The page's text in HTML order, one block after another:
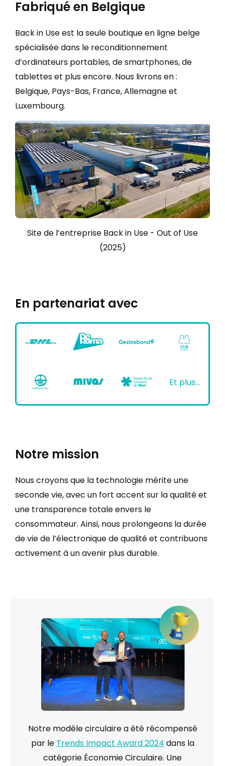
Fabriqué en Belgique
Back in Use est la seule boutique en ligne belge
spécialisée dans le reconditionnement
d’ordinateurs portables, de smartphones, de
tablettes et plus encore. Nous livrons en :
Belgique, Pays-Bas, France, Allemagne et
Luxembourg.
Site de l’entreprise Back in Use - Out of Use
(2025)
En partenariat avec
Et plus...
Notre mission
Nous croyons que la technologie mérite une
seconde vie, avec un fort accent sur la qualité et
une transparence totale envers le
consommateur. Ainsi, nous prolongeons la durée
de vie de l’électronique de qualité et contribuons
activement à un avenir plus durable.
Notre modèle circulaire a été récompensé
par le Trends Impact Award 2024 dans la
catégorie Économie Circulaire. Une